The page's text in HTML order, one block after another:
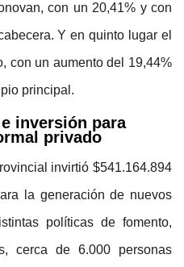
con un 20,41% y con
Y en quinto lugar el
con un aumento del 19,44%
principal.
inversión para
privado
invirtió $541.164.894
la generación de nuevos
políticas de fomento,
cerca de 6.000 personas